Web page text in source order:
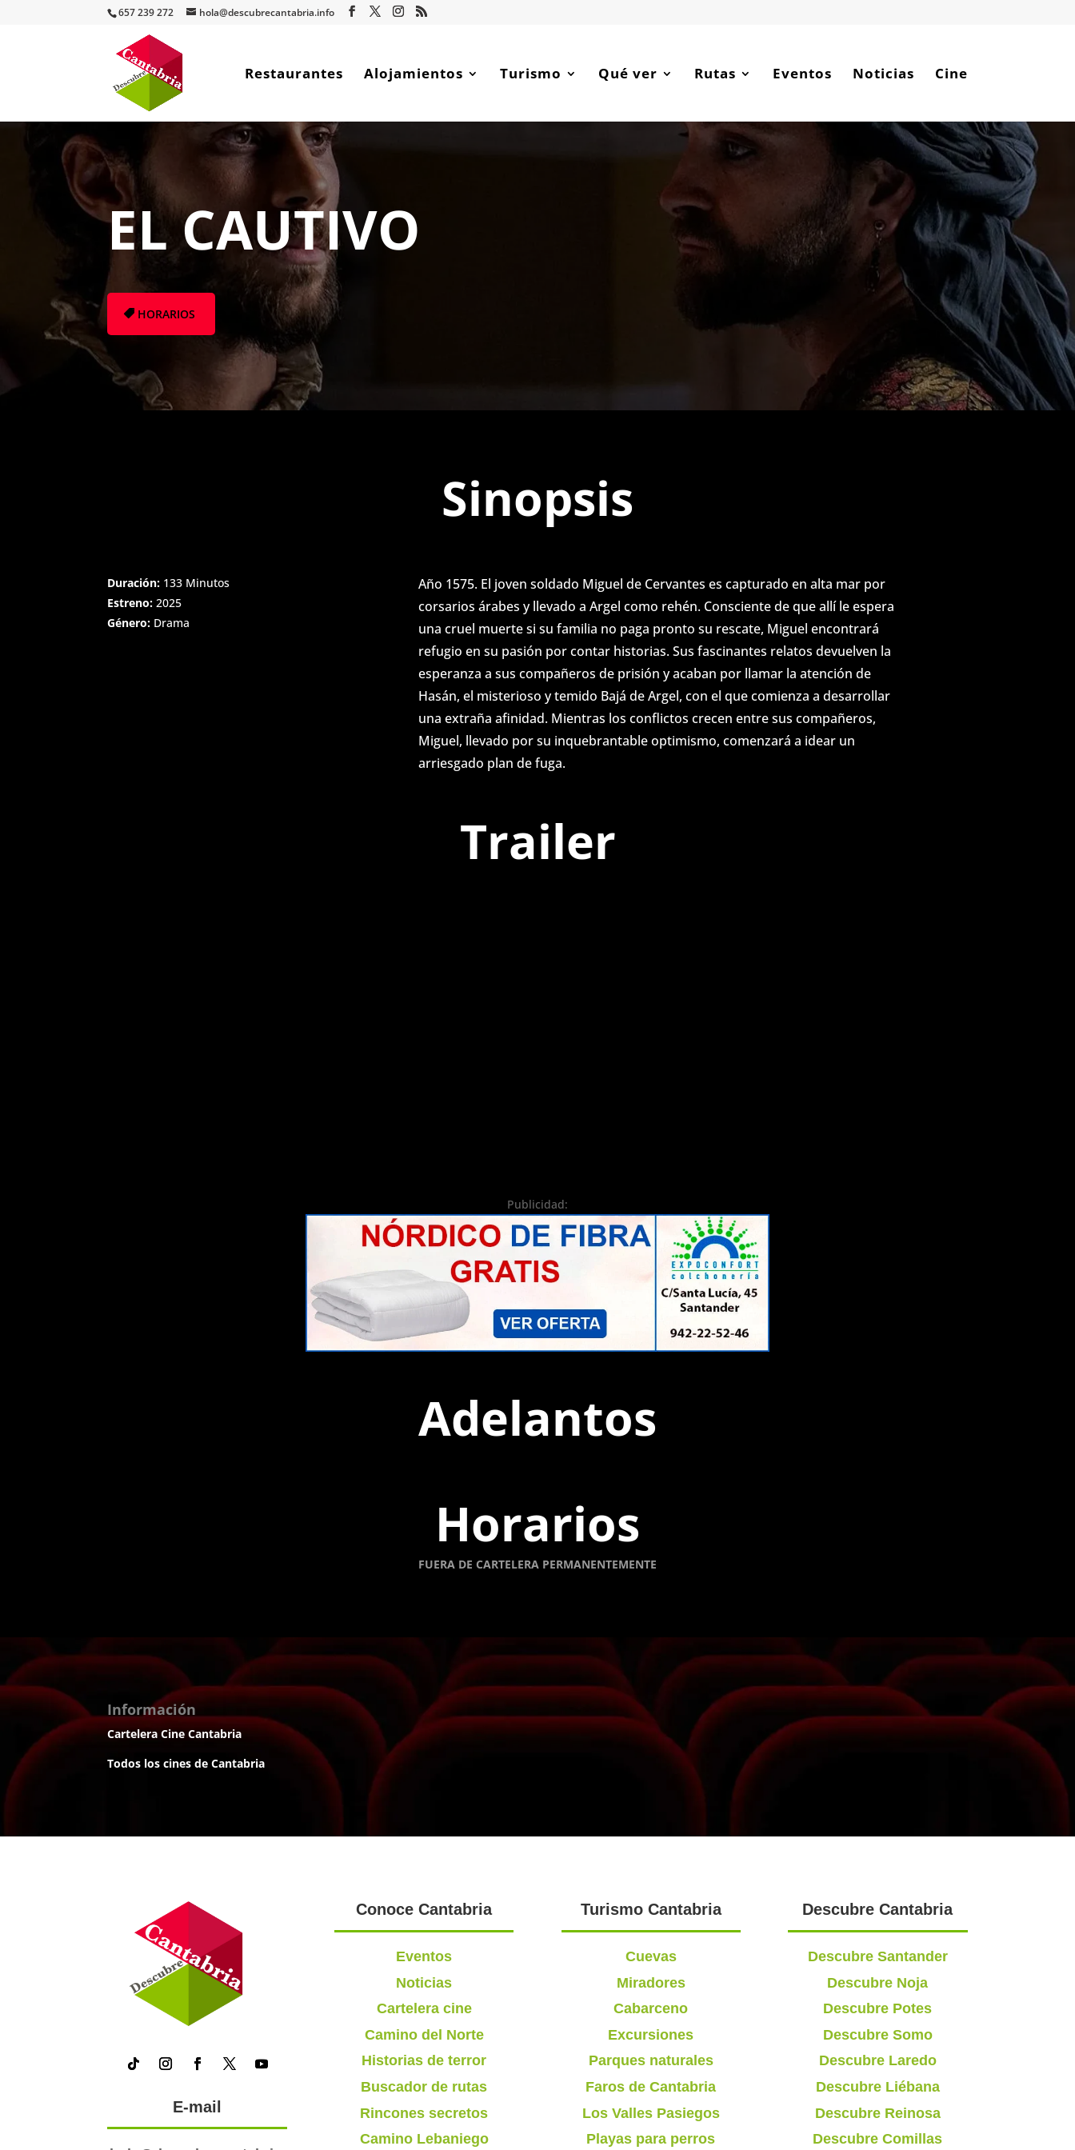
657 239 272 hola@descubrecantabria.info
Restaurantes Alojamientos Turismo Qué ver Rutas Eventos Noticias Cine
EL CAUTIVO
HORARIOS
Sinopsis
Duración: 133 Minutos
Estreno: 2025
Género: Drama
Año 1575. El joven soldado Miguel de Cervantes es capturado en alta mar por
corsarios árabes y llevado a Argel como rehén. Consciente de que allí le espera
una cruel muerte si su familia no paga pronto su rescate, Miguel encontrará
refugio en su pasión por contar historias. Sus fascinantes relatos devuelven la
esperanza a sus compañeros de prisión y acaban por llamar la atención de
Hasán, el misterioso y temido Bajá de Argel, con el que comienza a desarrollar
una extraña afinidad. Mientras los conflictos crecen entre sus compañeros,
Miguel, llevado por su inquebrantable optimismo, comenzará a idear un
arriesgado plan de fuga.
Trailer
Publicidad:
Adelantos
Horarios
FUERA DE CARTELERA PERMANENTEMENTE
Información
Cartelera Cine Cantabria
Todos los cines de Cantabria
E-mail
Conoce Cantabria
Eventos
Noticias
Cartelera cine
Camino del Norte
Historias de terror
Buscador de rutas
Rincones secretos
Camino Lebaniego
Turismo Cantabria
Cuevas
Miradores
Cabarceno
Excursiones
Parques naturales
Faros de Cantabria
Los Valles Pasiegos
Playas para perros
Descubre Cantabria
Descubre Santander
Descubre Noja
Descubre Potes
Descubre Somo
Descubre Laredo
Descubre Liébana
Descubre Reinosa
Descubre Comillas